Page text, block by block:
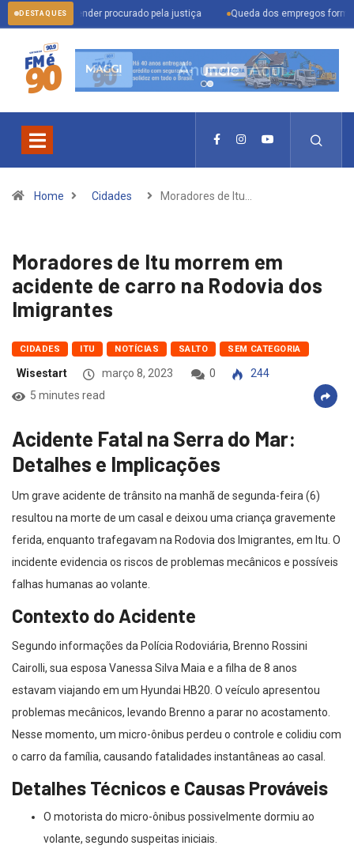
DESTAQUES
para prender procurado pela justiça Queda dos empregos formais em
Home Cidades Moradores de Itu…
Moradores de Itu morrem em
acidente de carro na Rodovia dos
Imigrantes
CIDADES ITU NOTÍCIAS SALTO SEM CATEGORIA
Wisestart março 8, 2023 0
244
5 minutes read
Acidente Fatal na Serra do Mar:
Detalhes e Implicações
Um grave acidente de trânsito na manhã de segunda-feira (6)
resultou na morte de um casal e deixou uma criança gravemente
ferida, enquanto trafegavam na Rodovia dos Imigrantes, em Itu. O
incidente evidencia os riscos de problemas mecânicos e possíveis
falhas humanas ao volante.
Contexto do Acidente
Segundo informações da Polícia Rodoviária, Brenno Rossini
Cairolli, sua esposa Vanessa Silva Maia e a filha de 8 anos
estavam viajando em um Hyundai HB20. O veículo apresentou
problemas mecânicos, levando Brenno a parar no acostamento.
Nesse momento, um micro-ônibus perdeu o controle e colidiu com
o carro da família, causando fatalidades instantâneas ao casal.
Detalhes Técnicos e Causas Prováveis
O motorista do micro-ônibus possivelmente dormiu ao
volante, segundo suspeitas iniciais.